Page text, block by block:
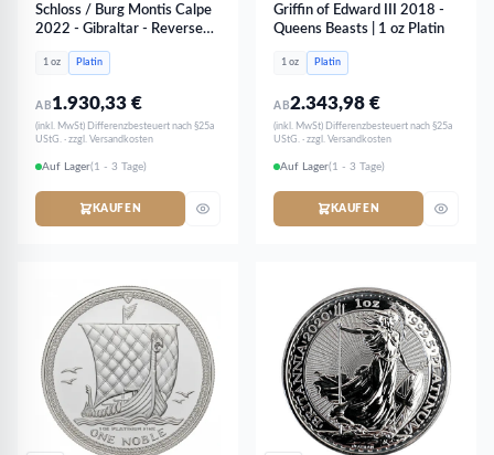
Schloss / Burg Montis Calpe
2022 - Gibraltar - Reverse
PROOF PP | 1 oz Platin
1 oz Platin
AB 1.930,33€
(inkl. MwSt) Differenzbesteuert nach §25a
UStG. · zzgl. Versandkosten
Auf Lager(1 - 3 Tage)
KAUFEN
Griffin of Edward III 2018 -
Queens Beasts | 1 oz Platin
1 oz Platin
AB2.343,98€
(inkl. MwSt) Differenzbesteuert nach §25a
UStG. · zzgl. Versandkosten
Auf Lager(1 - 3 Tage)
KAUFEN